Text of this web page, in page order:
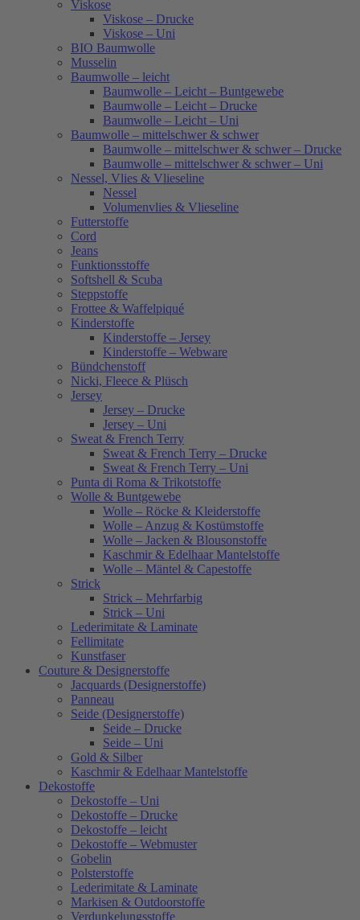
Viskose
Viskose – Drucke
Viskose – Uni
BIO Baumwolle
Musselin
Baumwolle – leicht
Baumwolle – Leicht – Buntgewebe
Baumwolle – Leicht – Drucke
Baumwolle – Leicht – Uni
Baumwolle – mittelschwer & schwer
Baumwolle – mittelschwer & schwer – Drucke
Baumwolle – mittelschwer & schwer – Uni
Nessel, Vlies & Vlieseline
Nessel
Volumenvlies & Vlieseline
Futterstoffe
Cord
Jeans
Funktionsstoffe
Softshell & Scuba
Steppstoffe
Frottee & Waffelpiqué
Kinderstoffe
Kinderstoffe – Jersey
Kinderstoffe – Webware
Bündchenstoff
Nicki, Fleece & Plüsch
Jersey
Jersey – Drucke
Jersey – Uni
Sweat & French Terry
Sweat & French Terry – Drucke
Sweat & French Terry – Uni
Punta di Roma & Trikotstoffe
Wolle & Buntgewebe
Wolle – Röcke & Kleiderstoffe
Wolle – Anzug & Kostümstoffe
Wolle – Jacken & Blousonstoffe
Kaschmir & Edelhaar Mantelstoffe
Wolle – Mäntel & Capestoffe
Strick
Strick – Mehrfarbig
Strick – Uni
Lederimitate & Laminate
Fellimitate
Kunstfaser
Couture & Designerstoffe
Jacquards (Designerstoffe)
Panneau
Seide (Designerstoffe)
Seide – Drucke
Seide – Uni
Gold & Silber
Kaschmir & Edelhaar Mantelstoffe
Dekostoffe
Dekostoffe – Uni
Dekostoffe – Drucke
Dekostoffe – leicht
Dekostoffe – Webmuster
Gobelin
Polsterstoffe
Lederimitate & Laminate
Markisen & Outdoorstoffe
Verdunkelungsstoffe